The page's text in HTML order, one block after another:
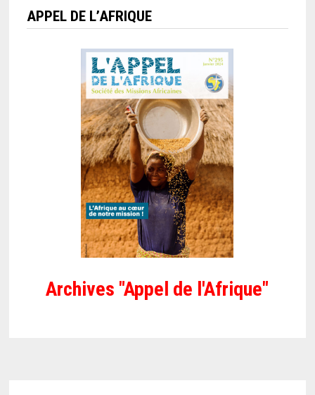
APPEL DE L’AFRIQUE
Archives "Appel de l'Afrique"